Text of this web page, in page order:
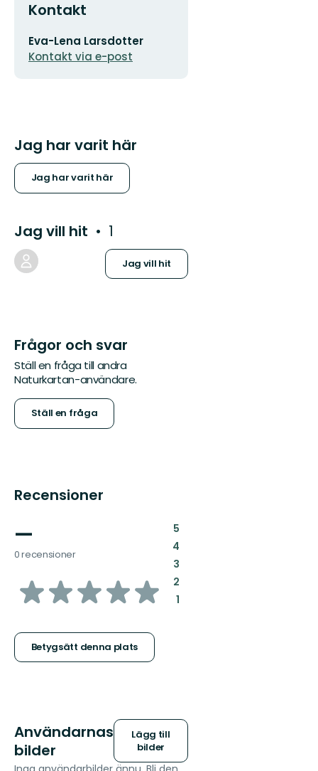
Kontakt
E-
postadress
Eva-Lena Larsdotter
Kontakt via e-post
Jag har varit här
Jag har varit här
Jag vill hit 1
Jag vill hit
Frågor och svar
Ställ en fråga till andra
Naturkartan-användare.
Ställ en fråga
Recensioner
—
0 recensioner
av
stjärnor
Betygsätt denna plats
5:
4:
3:
2:
1:
Användarnas
bilder
Lägg till
bilder